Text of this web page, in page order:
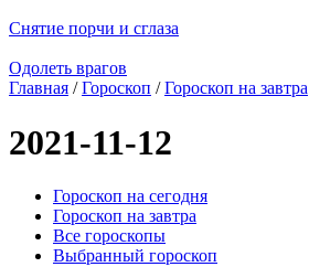
Снятие порчи и сглаза
Одолеть врагов
Главная /Гороскоп /Гороскоп на завтра
2021-11-12
Гороскоп на сегодня
Гороскоп на завтра
Все гороскопы
Выбранный гороскоп